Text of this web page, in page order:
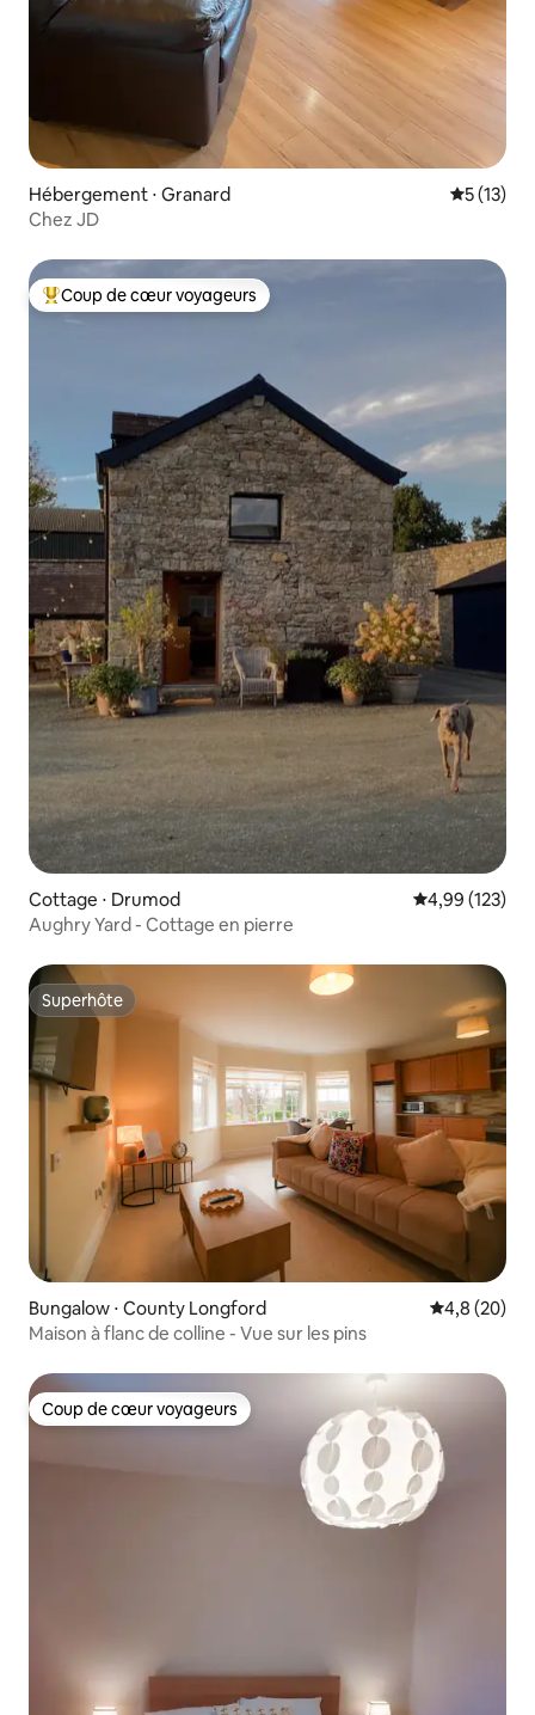
Hébergement ⋅ Granard
5 (13)
Chez JD
Coups de cœur voyageurs les plus appréciés
Coup de cœur voyageurs
Cottage ⋅ Drumod Évaluation
4,99 (123)
Aughry Yard - Cottage en pierre
Superhôte
Superhôte
Bungalow ⋅ County Longford Évaluation
4,8 (20)
Maison à flanc de colline - Vue sur les pins
Coup de cœur voyageurs
Coup de cœur voyageurs